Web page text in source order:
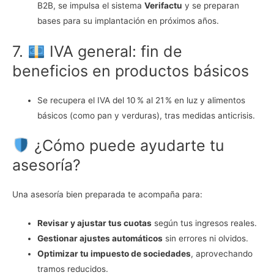
B2B, se impulsa el sistemaVerifactu y se preparan
bases para su implantación en próximos años.
7.
IVA general: fin de
beneficios en productos básicos
Se recupera el IVA del 10 % al 21 % en luz y alimentos
básicos (como pan y verduras), tras medidas anticrisis.
¿Cómo puede ayudarte tu
asesoría?
Una asesoría bien preparada te acompaña para:
Revisar y ajustar tus cuotas según tus ingresos reales.
Gestionar ajustes automáticos sin errores ni olvidos.
Optimizar tu impuesto de sociedades, aprovechando
tramos reducidos.